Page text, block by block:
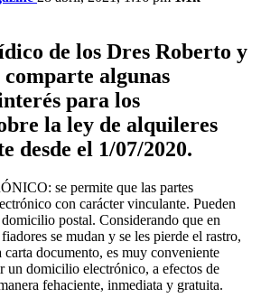
de los Dres Roberto y
algunas
para los
la ley de alquileres
desde el 1/07/2020.
se permite que las partes
con carácter vinculante. Pueden
postal. Considerando que en
se mudan y se les pierde el rastro,
documento, es muy conveniente
un domicilio electrónico, a efectos de
fehaciente, inmediata y gratuita.